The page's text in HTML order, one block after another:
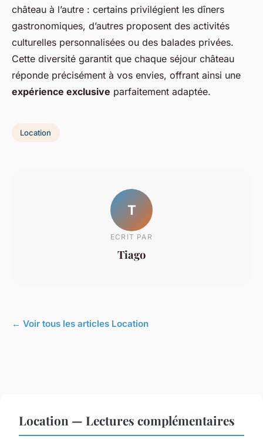
château à l’autre : certains privilégient les dîners
gastronomiques, d’autres proposent des activités
culturelles personnalisées ou des balades privées.
Cette diversité garantit que chaque séjour château
réponde précisément à vos envies, offrant ainsi une
expérience exclusive parfaitement adaptée.
Location
T
ECRIT PAR
Tiago
← Voir tous les articles Location
Location — Lectures complémentaires